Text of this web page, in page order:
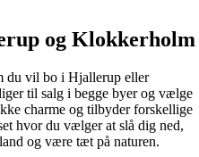
og Klokkerholm
du vil bo i Hjallerup eller
til salg i begge byer og vælge
charme og tilbyder forskellige
hvor du vælger at slå dig ned,
og være tæt på naturen.